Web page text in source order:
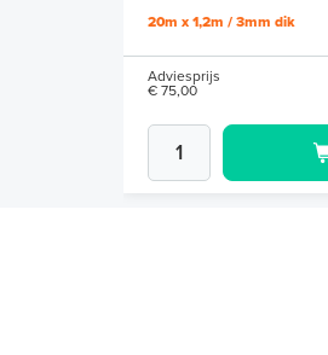
20m x 1,2m / 3mm dik
Adviesprijs
€ 75,00